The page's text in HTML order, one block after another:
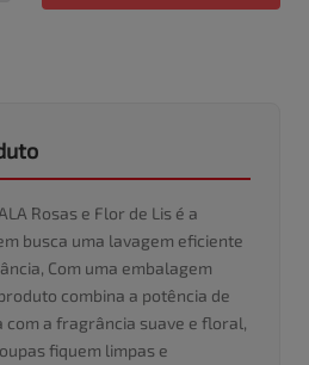
Rosas e Flor de Lis é a
busca uma lavagem eficiente
Com uma embalagem
combina a potência de
com a fragrância suave e floral,
fiquem limpas e